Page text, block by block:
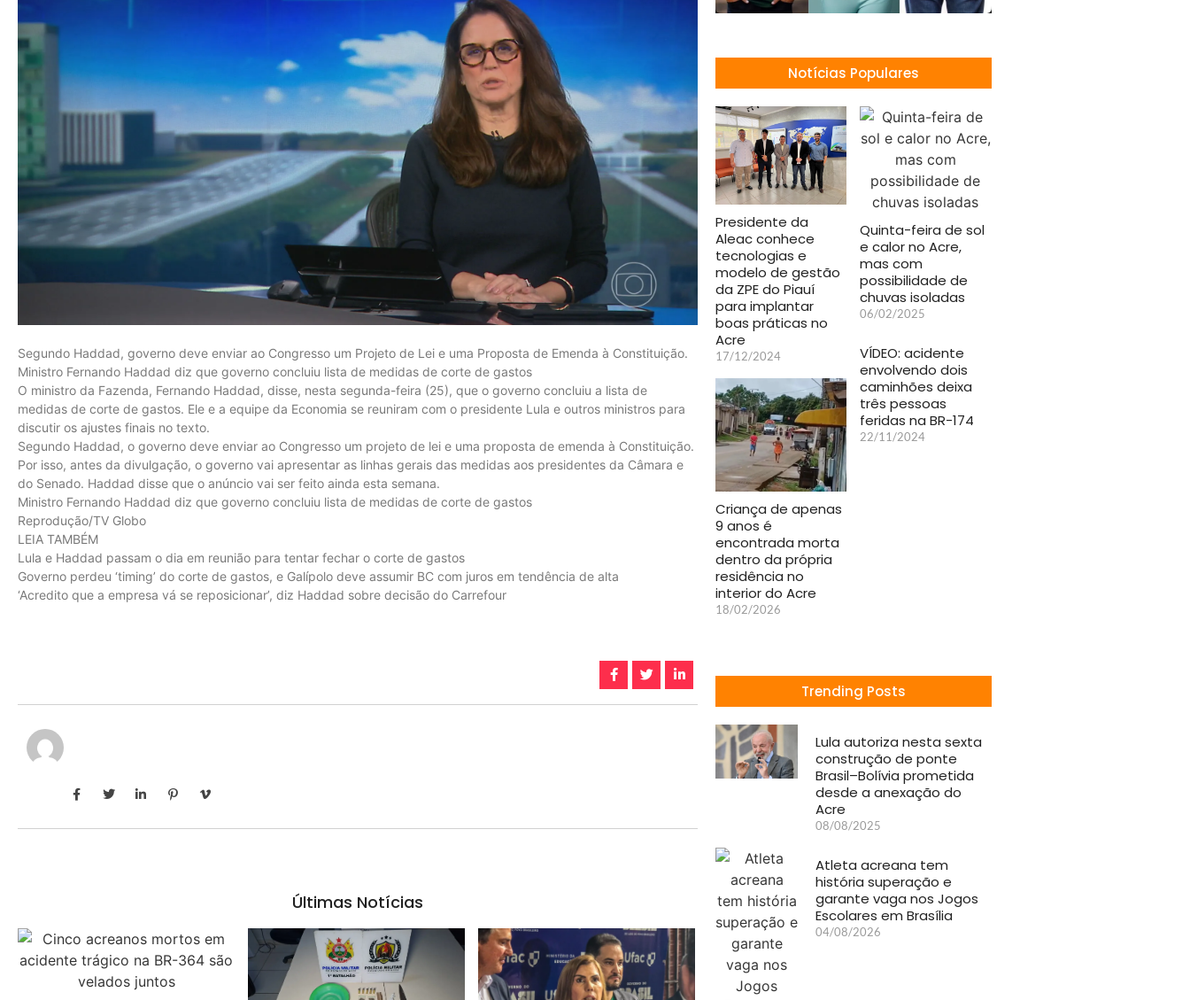
Segundo Haddad, governo deve enviar ao Congresso um Projeto de Lei e uma Proposta de Emenda à Constituição.
Ministro Fernando Haddad diz que governo concluiu lista de medidas de corte de gastos
O ministro da Fazenda, Fernando Haddad, disse, nesta segunda-feira (25), que o governo concluiu a lista de
medidas de corte de gastos. Ele e a equipe da Economia se reuniram com o presidente Lula e outros ministros para
discutir os ajustes finais no texto.
Segundo Haddad, o governo deve enviar ao Congresso um projeto de lei e uma proposta de emenda à Constituição.
Por isso, antes da divulgação, o governo vai apresentar as linhas gerais das medidas aos presidentes da Câmara e
do Senado. Haddad disse que o anúncio vai ser feito ainda esta semana.
Ministro Fernando Haddad diz que governo concluiu lista de medidas de corte de gastos
Reprodução/TV Globo
LEIA TAMBÉM
Lula e Haddad passam o dia em reunião para tentar fechar o corte de gastos
Governo perdeu ‘timing’ do corte de gastos, e Galípolo deve assumir BC com juros em tendência de alta
‘Acredito que a empresa vá se reposicionar’, diz Haddad sobre decisão do Carrefour
Últimas Notícias
Notícias Populares
Presidente da
Aleac conhece
tecnologias e
modelo de gestão
da ZPE do Piauí
para implantar
boas práticas no
Acre
17/12/2024
Quinta-feira de sol
e calor no Acre,
mas com
possibilidade de
chuvas isoladas
06/02/2025
VÍDEO: acidente
envolvendo dois
caminhões deixa
três pessoas
feridas na BR-174
22/11/2024
Criança de apenas
9 anos é
encontrada morta
dentro da própria
residência no
interior do Acre
18/02/2026
Trending Posts
Lula autoriza nesta sexta
construção de ponte
Brasil–Bolívia prometida
desde a anexação do
Acre
08/08/2025
Atleta acreana tem
história superação e
garante vaga nos Jogos
Escolares em Brasília
04/08/2026